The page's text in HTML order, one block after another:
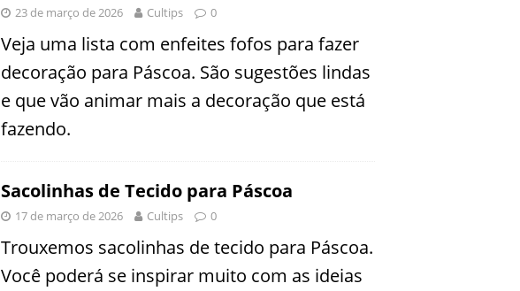
23 de março de 2026 Cultips 0
Veja uma lista com enfeites fofos para fazer
decoração para Páscoa. São sugestões lindas
e que vão animar mais a decoração que está
fazendo.
Sacolinhas de Tecido para Páscoa
17 de março de 2026 Cultips 0
Trouxemos sacolinhas de tecido para Páscoa.
Você poderá se inspirar muito com as ideias